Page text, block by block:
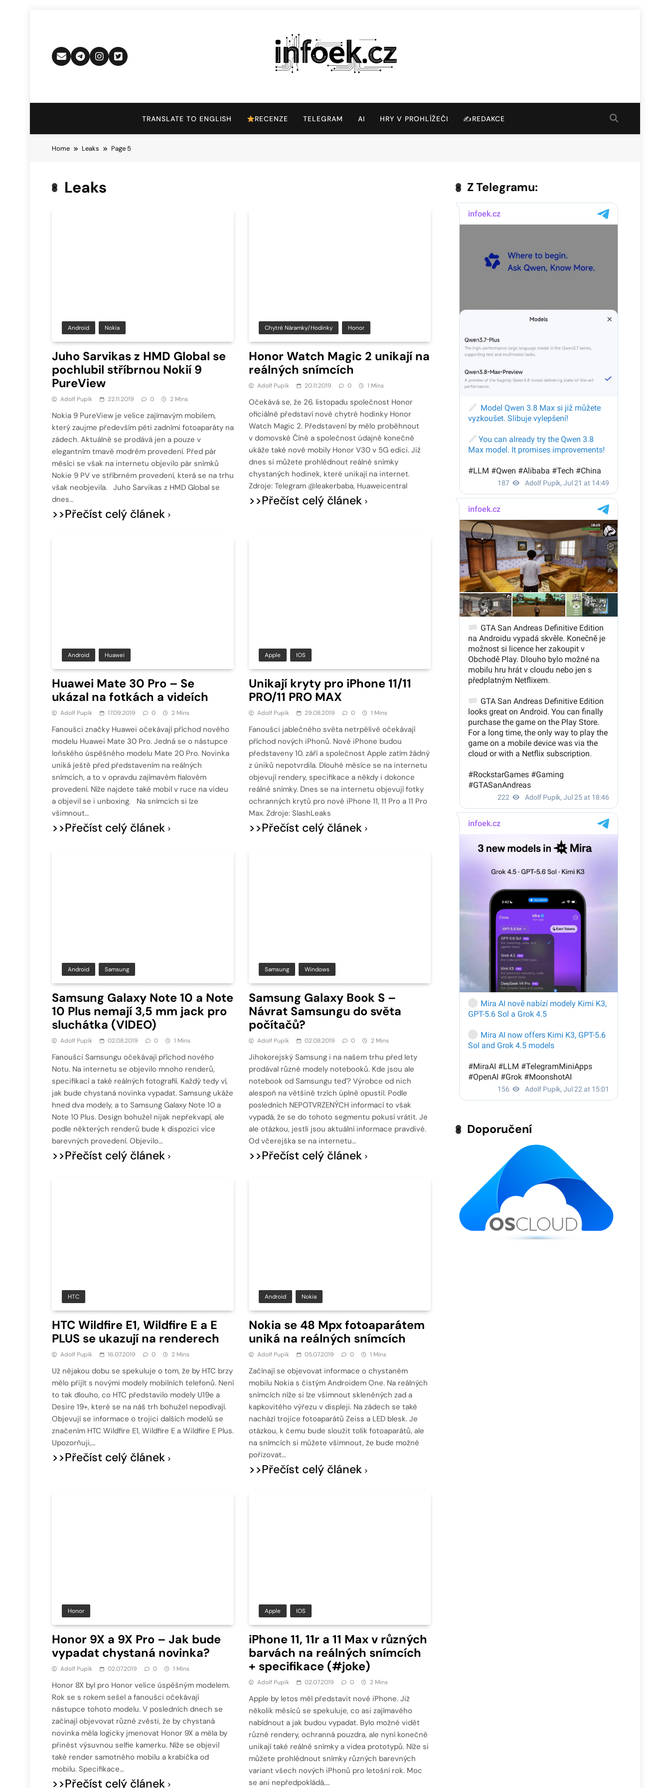
Infoek.cz
TRANSLATE TO ENGLISH RECENZE TELEGRAM AI HRY V PROHLÍŽEČI ✍️REDAKCE
Home Leaks Page 5
Leaks
Android Nokia
Juho Sarvikas z HMD Global se
pochlubil stříbrnou Nokií 9
PureView
Adolf Pupík 22.11.2019 0 2 Mins
Nokia 9 PureView je velice zajímavým mobilem,
který zaujme především pěti zadními fotoaparáty na
zádech. Aktuálně se prodává jen a pouze v
elegantním tmavě modrém provedení. Před pár
měsíci se však na internetu objevilo pár snímků
Nokie 9 PV ve stříbrném provedení, která se na trhu
však neobjevila. Juho Sarvikas z HMD Global se
dnes…
>>Přečíst celý článek
Chytré Náramky/hodinky Honor
Honor Watch Magic 2 unikají na
reálných snímcích
Adolf Pupík 20.11.2019 0 1 Mins
Očekává se, že 26. listopadu společnost Honor
oficiálně představí nové chytré hodinky Honor
Watch Magic 2. Představení by mělo proběhnout
v domovské Číně a společnost údajně konečně
ukáže také nové mobily Honor V30 v 5G edici. Již
dnes si můžete prohlédnout reálné snímky
chystaných hodinek, které unikají na internet.
Zdroje: Telegram @leakerbaba, Huaweicentral
>>Přečíst celý článek
Android Huawei
Huawei Mate 30 Pro – Se
ukázal na fotkách a videích
Adolf Pupík 17.09.2019 0 2 Mins
Fanoušci značky Huawei očekávají příchod nového
modelu Huawei Mate 30 Pro. Jedná se o nástupce
loňského úspěšného modelu Mate 20 Pro. Novinka
uniká ještě před představením na reálných
snímcích, a to v opravdu zajímavém fialovém
provedení. Níže najdete také mobil v ruce na videu
a objevil se i unboxing. Na snímcích si lze
všimnout…
>>Přečíst celý článek
Apple IOS
Unikají kryty pro iPhone 11/11
PRO/11 PRO MAX
Adolf Pupík 29.08.2019 0 1 Mins
Fanoušci jablečného světa netrpělivě očekávají
příchod nových iPhonů. Nové iPhone budou
představeny 10. září a společnost Apple zatím žádný
z úniků nepotvrdila. Dlouhé měsíce se na internetu
objevují rendery, specifikace a někdy i dokonce
reálné snímky. Dnes se na internetu objevují fotky
ochranných krytů pro nové iPhone 11, 11 Pro a 11 Pro
Max. Zdroje: SlashLeaks
>>Přečíst celý článek
Android Samsung
Samsung Galaxy Note 10 a Note
10 Plus nemají 3,5 mm jack pro
sluchátka (VIDEO)
Adolf Pupík 02.08.2019 0 1 Mins
Fanoušci Samsungu očekávají příchod nového
Notu. Na internetu se objevilo mnoho renderů,
specifikací a také reálných fotografií. Každý tedy ví,
jak bude chystaná novinka vypadat. Samsung ukáže
hned dva modely, a to Samsung Galaxy Note 10 a
Note 10 Plus. Design bohužel nijak nepřekvapí, ale
podle některých renderů bude k dispozici více
barevných provedení. Objevilo…
>>Přečíst celý článek
Samsung Windows
Samsung Galaxy Book S –
Návrat Samsungu do světa
počítačů?
Adolf Pupík 02.08.2019 0 2 Mins
Jihokorejský Samsung i na našem trhu před lety
prodával různé modely notebooků. Kde jsou ale
notebook od Samsungu teď? Výrobce od nich
alespoň na většině trzích úplně opustil. Podle
posledních NEPOTVRZENÝCH informací to však
vypadá, že se do tohoto segmentu pokusí vrátit. Je
ale otázkou, jestli jsou aktuální informace pravdivé.
Od včerejška se na internetu…
>>Přečíst celý článek
HTC
HTC Wildfire E1, Wildfire E a E
PLUS se ukazují na renderech
Adolf Pupík 16.07.2019 0 2 Mins
Už nějakou dobu se spekuluje o tom, že by HTC brzy
mělo přijít s novými modely mobilních telefonů. Není
to tak dlouho, co HTC představilo modely U19e a
Desire 19+, které se na náš trh bohužel nepodívají.
Objevují se informace o trojici dalších modelů se
značením HTC Wildfire E1, Wildfire E a Wildfire E Plus.
Upozorňuji,…
>>Přečíst celý článek
Android Nokia
Nokia se 48 Mpx fotoaparátem
uniká na reálných snímcích
Adolf Pupík 05.07.2019 0 1 Mins
Začínají se objevovat informace o chystaném
mobilu Nokia s čistým Androidem One. Na reálných
snímcích níže si lze všimnout skleněných zad a
kapkovitého výřezu v displeji. Na zádech se také
nachází trojice fotoaparátů Zeiss a LED blesk. Je
otázkou, k čemu bude sloužit tolik fotoaparátů, ale
na snímcích si můžete všimnout, že bude možné
pořizovat…
>>Přečíst celý článek
Honor
Honor 9X a 9X Pro – Jak bude
vypadat chystaná novinka?
Adolf Pupík 02.07.2019 0 1 Mins
Honor 8X byl pro Honor velice úspěšným modelem.
Rok se s rokem sešel a fanoušci očekávají
nástupce tohoto modelu. V posledních dnech se
začínají objevovat různé zvěsti, že by chystaná
novinka měla logicky jmenovat Honor 9X a měla by
přinést výsuvnou selfie kamerku. Níže se objevil
také render samotného mobilu a krabička od
mobilu. Specifikace…
>>Přečíst celý článek
Apple IOS
iPhone 11, 11r a 11 Max v různých
barvách na reálných snímcích
+ specifikace (#joke)
Adolf Pupík 02.07.2019 0 2 Mins
Apple by letos měl představit nové iPhone. Již
několik měsíců se spekuluje, co asi zajímavého
nabídnout a jak budou vypadat. Bylo možné vidět
různé rendery, ochranná pouzdra, ale nyní konečně
unikají také reálné snímky a videa prototypů. Níže si
můžete prohlédnout snímky různých barevných
variant všech nových iPhonů pro letošní rok. Moc
se ani nepředpokládá,…
Z Telegramu:
Doporučení